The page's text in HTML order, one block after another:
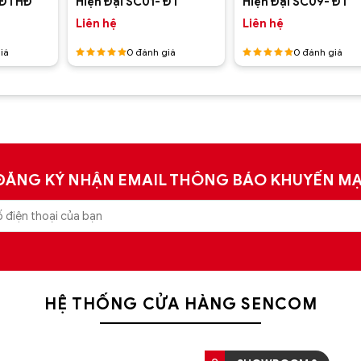
Liên hệ
Được
55 sao
0đánh giá
Liên hệ
Được
55 sao
0đánh giá
KÝ NHẬN EMAIL THÔNG BÁO KHUYẾN
HỆ THỐNG CỬA HÀNG SENCOM